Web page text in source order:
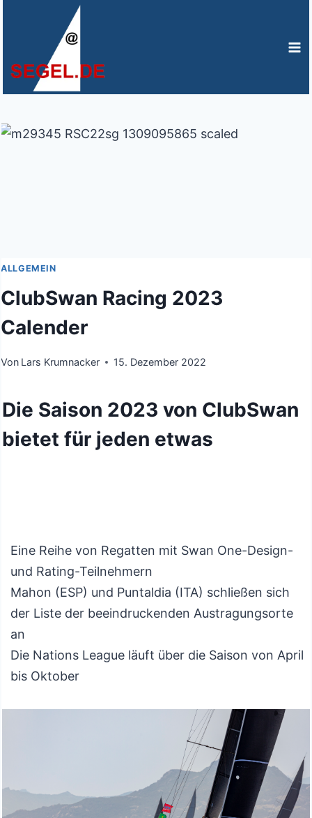
springen
ALLGEMEIN
ClubSwan Racing 2023
Calender
Von Lars Krumnacker 15. Dezember 2022
Die Saison 2023 von ClubSwan
bietet für jeden etwas
Eine Reihe von Regatten mit Swan One-Design-
und Rating-Teilnehmern
Mahon (ESP) und Puntaldia (ITA) schließen sich
der Liste der beeindruckenden Austragungsorte
an
Die Nations League läuft über die Saison von April
bis Oktober